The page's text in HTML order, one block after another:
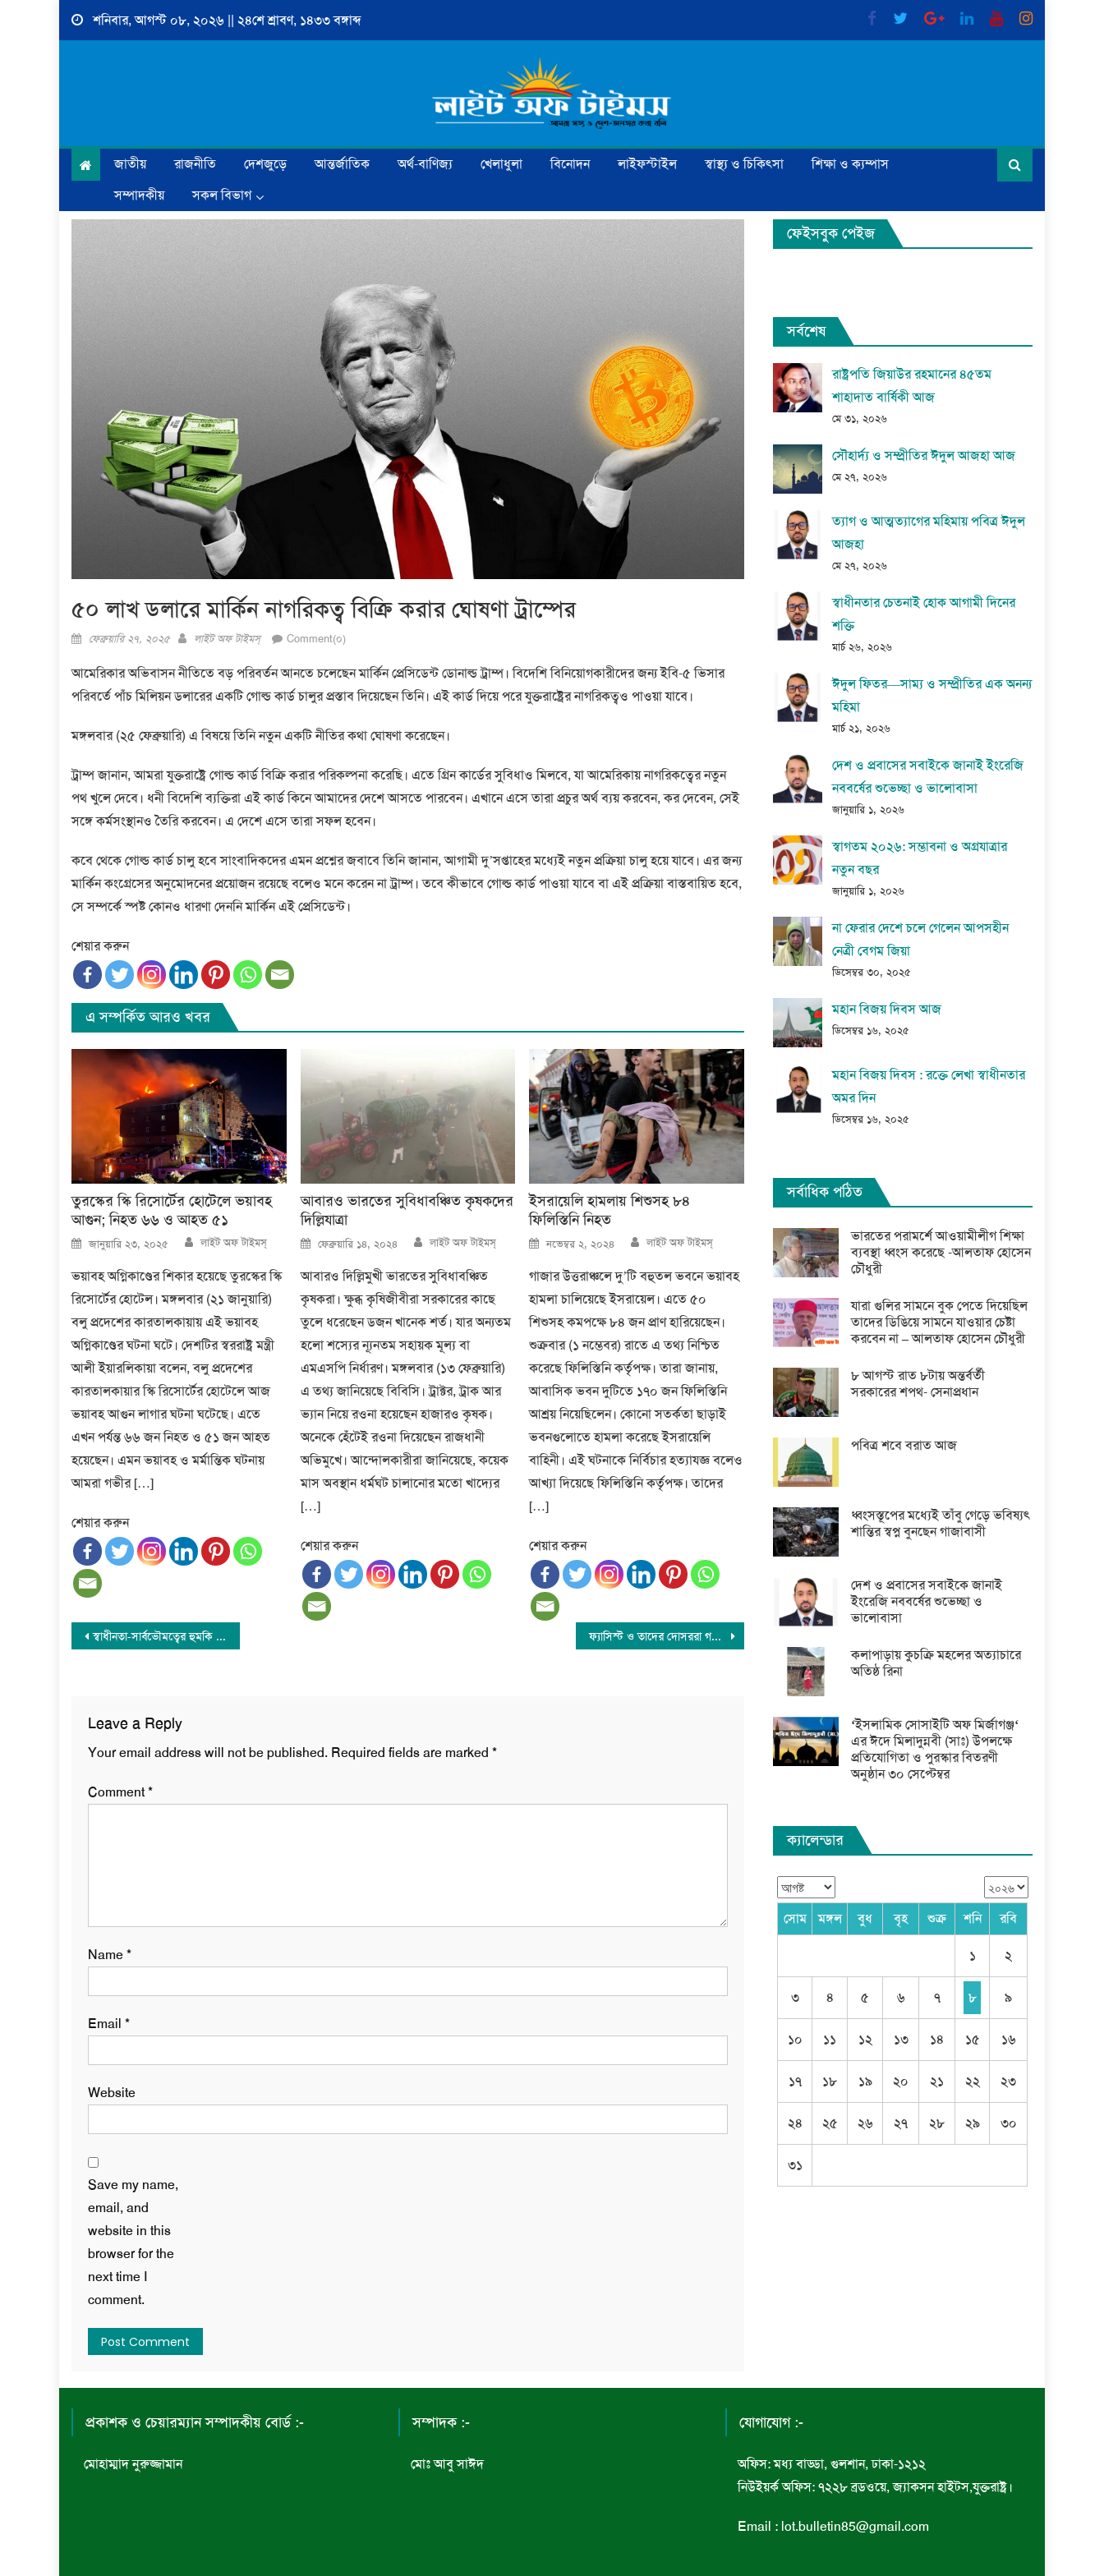
Skip
শনিবার, আগস্ট ০৮, ২০২৬ || ২৪শে শ্রাবণ, ১৪৩৩ বঙ্গাব্দ
জাতীয় রাজনীতি দেশজুড়ে আন্তর্জাতিক অর্থ-বাণিজ্য খেলাধুলা বিনোদন লাইফস্টাইল স্বাস্থ্য ও চিকিৎসা
শিক্ষা ও ক্যম্পাস
সম্পাদকীয়
সকল বিভাগ
৫০ লাখ ডলারে মার্কিন নাগরিকত্ব বিক্রি করার ঘোষণা ট্রাম্পের
Posted
ফেব্রুয়ারি ২৭, ২০২৫ Author
লাইট অফ টাইমস্ Comment(০)
আমেরিকার অভিবাসন নীতিতে বড় পরিবর্তন আনতে চলেছেন মার্কিন প্রেসিডেন্ট ডোনাল্ড ট্রাম্প। বিদেশি বিনিয়োগকারীদের জন্য ইবি-৫ ভিসার
পরিবর্তে পাঁচ মিলিয়ন ডলারের একটি গোল্ড কার্ড চালুর প্রস্তাব দিয়েছেন তিনি। এই কার্ড দিয়ে পরে যুক্তরাষ্ট্রের নাগরিকত্বও পাওয়া যাবে।
মঙ্গলবার (২৫ ফেব্রুয়ারি) এ বিষয়ে তিনি নতুন একটি নীতির কথা ঘোষণা করেছেন।
ট্রাম্প জানান, আমরা যুক্তরাষ্ট্রে গোল্ড কার্ড বিক্রি করার পরিকল্পনা করেছি। এতে গ্রিন কার্ডের সুবিধাও মিলবে, যা আমেরিকায় নাগরিকত্বের নতুন
পথ খুলে দেবে। ধনী বিদেশি ব্যক্তিরা এই কার্ড কিনে আমাদের দেশে আসতে পারবেন। এখানে এসে তারা প্রচুর অর্থ ব্যয় করবেন, কর দেবেন, সেই
সঙ্গে কর্মসংস্থানও তৈরি করবেন। এ দেশে এসে তারা সফল হবেন।
কবে থেকে গোল্ড কার্ড চালু হবে সাংবাদিকদের এমন প্রশ্নের জবাবে তিনি জানান, আগামী দু’সপ্তাহের মধ্যেই নতুন প্রক্রিয়া চালু হয়ে যাবে। এর জন্য
মার্কিন কংগ্রেসের অনুমোদনের প্রয়োজন রয়েছে বলেও মনে করেন না ট্রাম্প। তবে কীভাবে গোল্ড কার্ড পাওয়া যাবে বা এই প্রক্রিয়া বাস্তবায়িত হবে,
সে সম্পর্কে স্পষ্ট কোনও ধারণা দেননি মার্কিন এই প্রেসিডেন্ট।
শেয়ার করুন
এ সম্পর্কিত আরও খবর
তুরস্কের স্কি রিসোর্টের হোটেলে ভয়াবহ
আগুন; নিহত ৬৬ ও আহত ৫১
Posted
on
জানুয়ারি ২৩, ২০২৫ Author
লাইট অফ টাইমস্
ভয়াবহ অগ্নিকাণ্ডের শিকার হয়েছে তুরস্কের স্কি
রিসোর্টের হোটেল। মঙ্গলবার (২১ জানুয়ারি)
বলু প্রদেশের কারতালকায়ায় এই ভয়াবহ
অগ্নিকাণ্ডের ঘটনা ঘটে। দেশটির স্বররাষ্ট্র মন্ত্রী
আলী ইয়ারলিকায়া বলেন, বলু প্রদেশের
কারতালকায়ার স্কি রিসোর্টের হোটেলে আজ
ভয়াবহ আগুন লাগার ঘটনা ঘটেছে। এতে
এখন পর্যন্ত ৬৬ জন নিহত ও ৫১ জন আহত
হয়েছেন। এমন ভয়াবহ ও মর্মান্তিক ঘটনায়
আমরা গভীর […]
শেয়ার করুন
আবারও ভারতের সুবিধাবঞ্চিত কৃষকদের
দিল্লিযাত্রা
Posted
on
ফেব্রুয়ারি ১৪, ২০২৪ Author
লাইট অফ টাইমস্
আবারও দিল্লিমুখী ভারতের সুবিধাবঞ্চিত
কৃষকরা। ক্ষুব্ধ কৃষিজীবীরা সরকারের কাছে
তুলে ধরেছেন ডজন খানেক শর্ত। যার অন্যতম
হলো শস্যের ন্যূনতম সহায়ক মূল্য বা
এমএসপি নির্ধারণ। মঙ্গলবার (১৩ ফেব্রুয়ারি)
এ তথ্য জানিয়েছে বিবিসি। ট্রাক্টর, ট্রাক আর
ভ্যান নিয়ে রওনা হয়েছেন হাজারও কৃষক।
অনেকে হেঁটেই রওনা দিয়েছেন রাজধানী
অভিমুখে। আন্দোলকারীরা জানিয়েছে, কয়েক
মাস অবস্থান ধর্মঘট চালানোর মতো খাদ্যের
[…]
শেয়ার করুন
ইসরায়েলি হামলায় শিশুসহ ৮৪
ফিলিস্তিনি নিহত
Posted
on
নভেম্বর ২, ২০২৪ Author
লাইট অফ টাইমস্
গাজার উত্তরাঞ্চলে দু’টি বহুতল ভবনে ভয়াবহ
হামলা চালিয়েছে ইসরায়েল। এতে ৫০
শিশুসহ কমপক্ষে ৮৪ জন প্রাণ হারিয়েছেন।
শুক্রবার (১ নম্ভেবর) রাতে এ তথ্য নিশ্চিত
করেছে ফিলিস্তিনি কর্তৃপক্ষ। তারা জানায়,
আবাসিক ভবন দুটিতে ১৭০ জন ফিলিস্তিনি
আশ্রয় নিয়েছিলেন। কোনো সতর্কতা ছাড়াই
ভবনগুলোতে হামলা করেছে ইসরায়েলি
বাহিনী। এই ঘটনাকে নির্বিচার হত্যাযজ্ঞ বলেও
আখ্যা দিয়েছে ফিলিস্তিনি কর্তৃপক্ষ। তাদের
[…]
শেয়ার করুন
Post
স্বাধীনতা-সার্বভৌমত্বের হুমকি মোকাবিলায় করণীয় নির্ধারণ করতে হবে: ইসলামী আন্দোলন ফ্যাসিস্ট ও তাদের দোসররা গণঅভ্যুত্থানে প্রাপ্ত অর্জন নস্যাতের চক্রান্ত করছে : খালেদা জিয়া
Leave a Reply
Your email address will not be published. Required fields are marked *
Comment*
Name*
Email *
Website
Save my name,
email, and
website in this
browser for the
next time I
comment.
ফেইসবুক পেইজ
সর্বশেষ
রাষ্ট্রপতি জিয়াউর রহমানের ৪৫তম
শাহাদাত বার্ষিকী আজ
মে ৩১, ২০২৬
সৌহার্দ্য ও সম্প্রীতির ঈদুল আজহা আজ
মে ২৭, ২০২৬
ত্যাগ ও আত্মত্যাগের মহিমায় পবিত্র ঈদুল
আজহা
মে ২৭, ২০২৬
স্বাধীনতার চেতনাই হোক আগামী দিনের
শক্তি
মার্চ ২৬, ২০২৬
ঈদুল ফিতর—সাম্য ও সম্প্রীতির এক অনন্য
মহিমা
মার্চ ২১, ২০২৬
দেশ ও প্রবাসের সবাইকে জানাই ইংরেজি
নববর্ষের শুভেচ্ছা ও ভালোবাসা
জানুয়ারি ১, ২০২৬
স্বাগতম ২০২৬: সম্ভাবনা ও অগ্রযাত্রার
নতুন বছর
জানুয়ারি ১, ২০২৬
না ফেরার দেশে চলে গেলেন আপসহীন
নেত্রী বেগম জিয়া
ডিসেম্বর ৩০, ২০২৫
মহান বিজয় দিবস আজ
ডিসেম্বর ১৬, ২০২৫
মহান বিজয় দিবস : রক্তে লেখা স্বাধীনতার
অমর দিন
ডিসেম্বর ১৬, ২০২৫
সর্বাধিক পঠিত
ভারতের পরামর্শে আওয়ামীলীগ শিক্ষা
ব্যবস্থা ধ্বংস করেছে -আলতাফ হোসেন
চৌধুরী
যারা গুলির সামনে বুক পেতে দিয়েছিল
তাদের ডিঙিয়ে সামনে যাওয়ার চেষ্টা
করবেন না – আলতাফ হোসেন চৌধুরী
৮ আগস্ট রাত ৮টায় অন্তর্বর্তী
সরকারের শপথ- সেনাপ্রধান
পবিত্র শবে বরাত আজ
ধ্বংসস্তূপের মধ্যেই তাঁবু গেড়ে ভবিষ্যৎ
শান্তির স্বপ্ন বুনছেন গাজাবাসী
দেশ ও প্রবাসের সবাইকে জানাই
ইংরেজি নববর্ষের শুভেচ্ছা ও
ভালোবাসা
কলাপাড়ায় কুচক্রি মহলের অত্যাচারে
অতিষ্ঠ রিনা
‘ইসলামিক সোসাইটি অফ মির্জাগঞ্জ‘
এর ঈদে মিলাদুন্নবী (সাঃ) উপলক্ষে
প্রতিযোগিতা ও পুরস্কার বিতরণী
অনুষ্ঠান ৩০ সেপ্টেম্বর
ক্যালেন্ডার
সোম মঙ্গল বুধ বৃহ শুক্র শনি রবি
১ ২
৩ ৪ ৫ ৬ ৭ ৮ ৯
১০ ১১ ১২ ১৩ ১৪ ১৫ ১৬
১৭ ১৮ ১৯ ২০ ২১ ২২ ২৩
২৪ ২৫ ২৬ ২৭ ২৮ ২৯ ৩০
৩১
প্রকাশক ও চেয়ারম্যান সম্পাদকীয় বোর্ড :-
মোহাম্মাদ নুরুজ্জামান
সম্পাদক :-
মোঃ আবু সাঈদ
যোগাযোগ :-
অফিস: মধ্য বাড্ডা, গুলশান, ঢাকা-১২১২
নিউইয়র্ক অফিস: ৭২২৮ ব্রডওয়ে, জ্যাকসন হাইটস,যুক্তরাষ্ট্র।
Email : lot.bulletin85@gmail.com